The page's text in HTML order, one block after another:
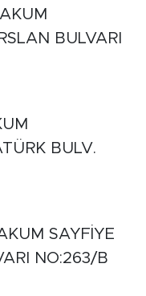
BULVARI
BULV.
SAYFİYE
NO:263/B